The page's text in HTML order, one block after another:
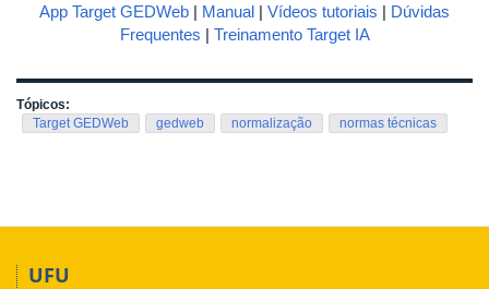
App Target GEDWeb | Manual | Vídeos tutoriais | Dúvidas
Frequentes | Treinamento Target IA
Tópicos:
Target GEDWeb
gedweb normalização normas técnicas
UFU